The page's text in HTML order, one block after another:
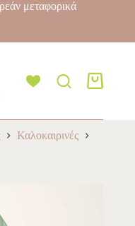
μεταφορικά
Καλοκαιρινές